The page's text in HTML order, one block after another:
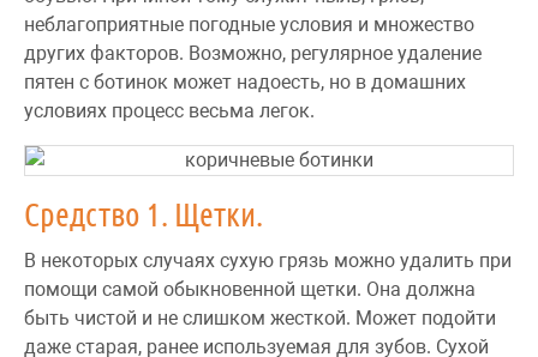
неблагоприятные погодные условия и множество
других факторов. Возможно, регулярное удаление
пятен с ботинок может надоесть, но в домашних
условиях процесс весьма легок.
Средство 1. Щетки.
В некоторых случаях сухую грязь можно удалить при
помощи самой обыкновенной щетки. Она должна
быть чистой и не слишком жесткой. Может подойти
даже старая, ранее используемая для зубов. Сухой